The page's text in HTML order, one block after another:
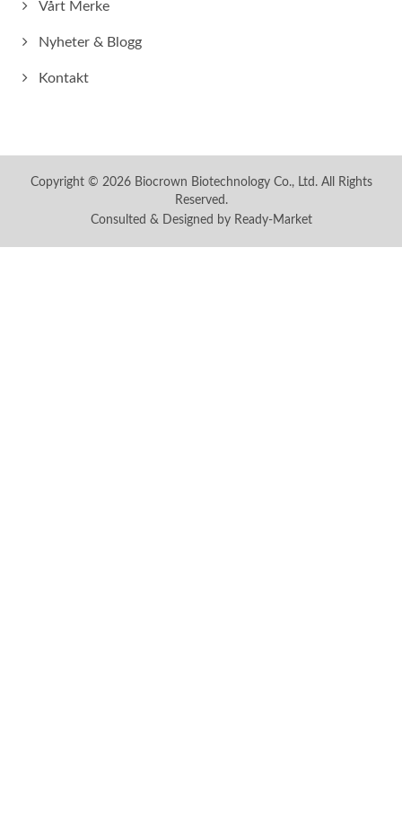
Vårt Merke
Nyheter & Blogg
Kontakt
Copyright © 2026 Biocrown Biotechnology Co., Ltd.All Rights
Reserved.
Consulted & Designed by Ready-Market